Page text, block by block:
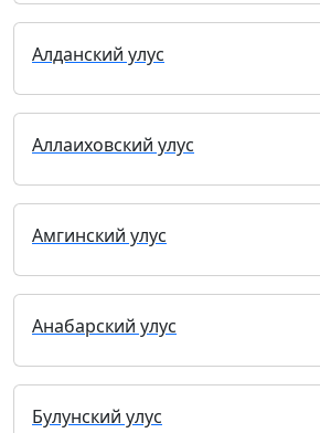
Алданский улус
Аллаиховский улус
Амгинский улус
Анабарский улус
Булунский улус